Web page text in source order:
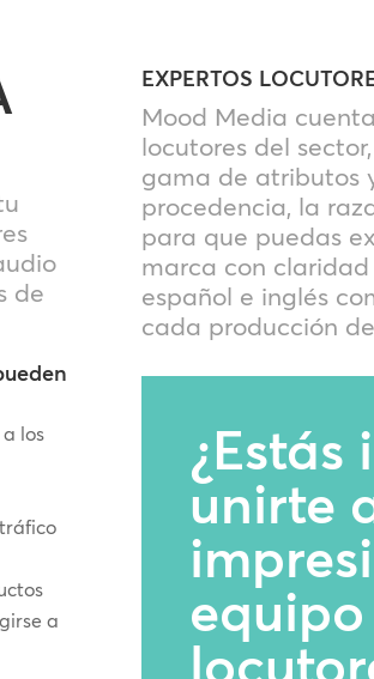
de
los
a
EXPERTOS
Mood Media
locutores del
gama de atributos
procedencia, la
para que puedas
marca con
español e inglés
cada producción
¿Estás
unirte